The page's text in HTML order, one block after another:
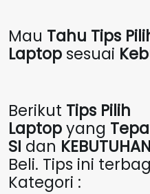
Mau Tahu Tips
Laptop sesuai
Berikut Tips Pilih
Laptopyang
SI dan KEBUTUHAN
Beli. Tips ini
Kategori :